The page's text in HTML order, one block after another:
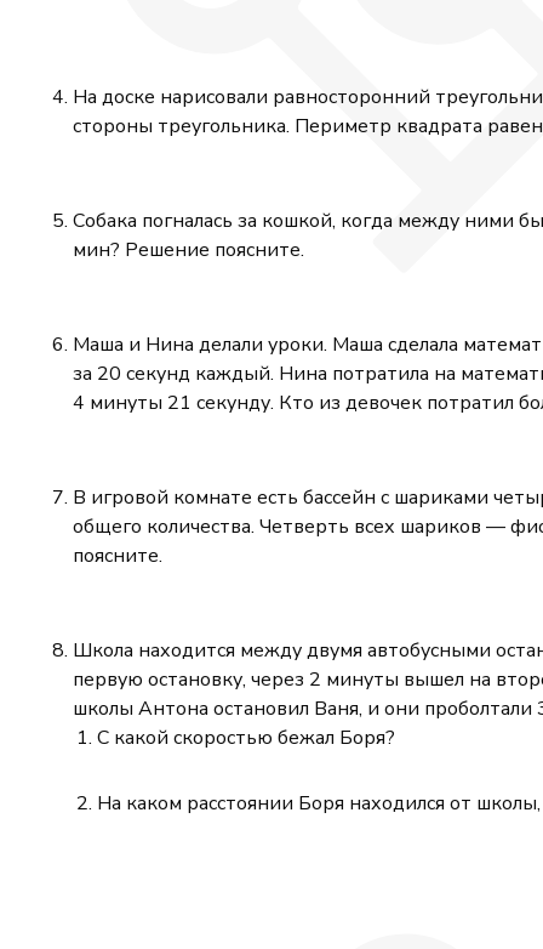
На доске нарисовали равносторонний
стороны треугольника. Периметр квадрата
Собака погналась за кошкой, когда между ними
мин? Решение поясните.
Маша и Нина делали уроки. Маша сделала
за 20 секунд каждый. Нина потратила на
4 минуты 21 секунду. Кто из девочек потратил
В игровой комнате есть бассейн с шариками
общего количества. Четверть всех шариков —
поясните.
Школа находится между двумя автобусными
первую остановку, через 2 минуты вышел на
школы Антона остановил Ваня, и они
С какой скоростью бежал Боря?
На каком расстоянии Боря находился от